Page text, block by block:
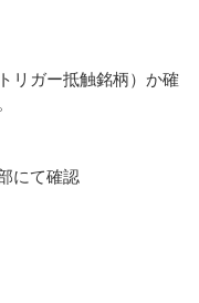
リガー抵触銘柄）か確
にて確認